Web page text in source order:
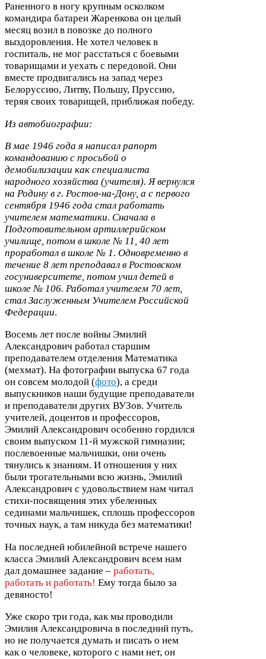
Раненного в ногу крупным осколком
командира батареи Жаренкова он целый
месяц возил в повозке до полного
выздоровления. Не хотел человек в
госпиталь, не мог расстаться с боевыми
товарищами и уехать с передовой. Они
вместе продвигались на запад через
Белоруссию, Литву, Польшу, Пруссию,
теряя своих товарищей, приближая победу.
Из автобиографии:
В мае 1946 года я написал рапорт
командованию с просьбой о
демобилизации как специалиста
народного хозяйства (учителя). Я вернулся
на Родину в г. Ростов-​на-​Дону, а с первого
сентября 1946 года стал работать
учителем математики. Сначала в
Подготовительном артиллерийском
училище, потом в школе № 11, 40лет
проработал в школе № 1. Одновременно в
течение 8лет преподавал в Ростовском
госуниверситете, потом учил детей в
школе № 106. Работал учителем 70лет,
стал Заслуженным Учителем Российской
Федерации.
Восемь лет после войны Эмилий
Александрович работал старшим
преподавателем отделения Математика
(мехмат). На фотографии выпуска 67 года
он совсем молодой (фото), а среди
выпускников наши будущие преподаватели
и преподаватели других ВУЗов. Учитель
учителей, доцентов и профессоров,
Эмилий Александрович особенно гордился
своим выпуском 11-​й мужской гимназии;
послевоенные мальчишки, они очень
тянулись к знаниям. И отношения у них
были трогательными всю жизнь, Эмилий
Александрович с удовольствием нам читал
стихи-​посвящения этих убеленных
сединами мальчишек, сплошь профессоров
точных наук, а там никуда без математики!
На последней юбилейной встрече нашего
класса Эмилий Александрович всем нам
дал домашнее задание – работать,
работать и работать! Ему тогда было за
девяносто!
Уже скоро три года, как мы проводили
Эмилия Александровича в последний путь,
но не получается думать и писать о нем
как о человеке, которого с нами нет, он